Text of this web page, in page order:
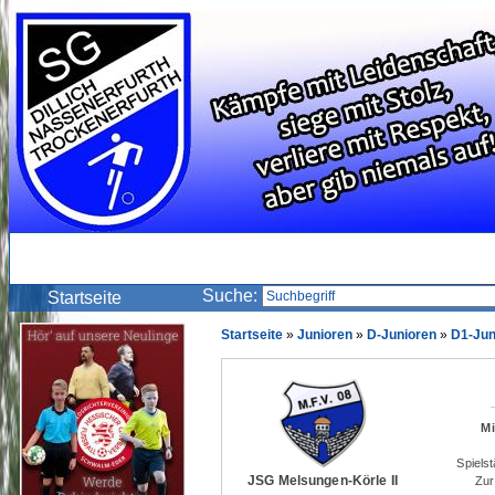
Startseite Suche:
Startseite » Junioren » D-Junioren » D1-
JSG Melsungen-Körle II